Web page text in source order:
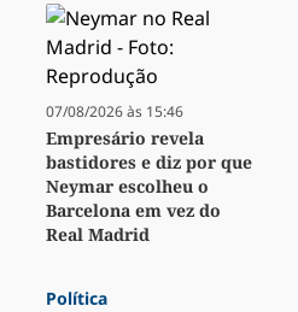
07/08/2026 às 15:46
Empresário revela
bastidores e diz por que
Neymar escolheu o
Barcelona em vez do
Real Madrid
Política